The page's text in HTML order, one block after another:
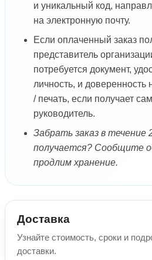
и уникальный код,
на электронную почту.
Если оплаченный заказ
представитель
потребуется документ,
личность, и доверенность
/ печать, если получает
руководитель.
Забрать заказ в течение
получается? Сообщите
продлим хранение.
Доставка
Узнайте стоимость, сроки и
доставки.